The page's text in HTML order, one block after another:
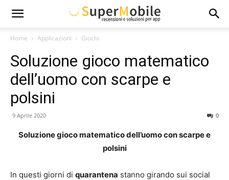
Super
Mobile
Home Applicazioni Giochi
Soluzione gioco matematico
dell’uomo con scarpe e
polsini
9 Aprile 2020 0
Soluzione gioco matematico dell’uomo con scarpe e
polsini
In questi giorni di quarantena stanno girando sui social